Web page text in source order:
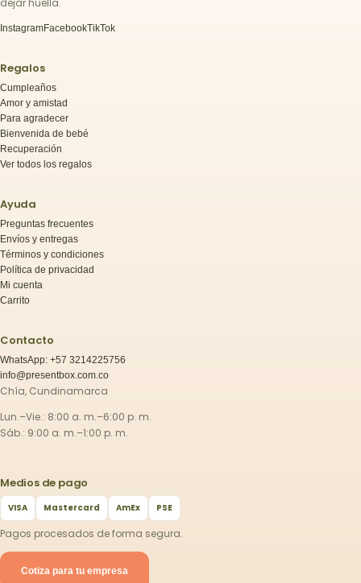
dejar huella.
InstagramFacebookTikTok
Regalos
Cumpleaños
Amor y amistad
Para agradecer
Bienvenida de bebé
Recuperación
Ver todos los regalos
Ayuda
Preguntas frecuentes
Envíos y entregas
Términos y condiciones
Política de privacidad
Mi cuenta
Carrito
Contacto
WhatsApp: +57 3214225756
info@presentbox.com.co
Chía, Cundinamarca
Lun.–Vie.: 8:00 a. m.–6:00 p. m.
Sáb.: 9:00 a. m.–1:00 p. m.
Medios de pago
VISA Mastercard AmEx PSE
Pagos procesados de forma segura.
Cotiza para tu empresa